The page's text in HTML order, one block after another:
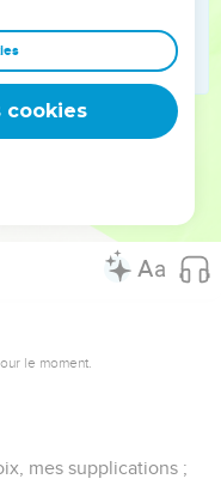
silence ;
Dès maintenant et à
Pour vous procurer
le moment.
mes supplications ;
cookies